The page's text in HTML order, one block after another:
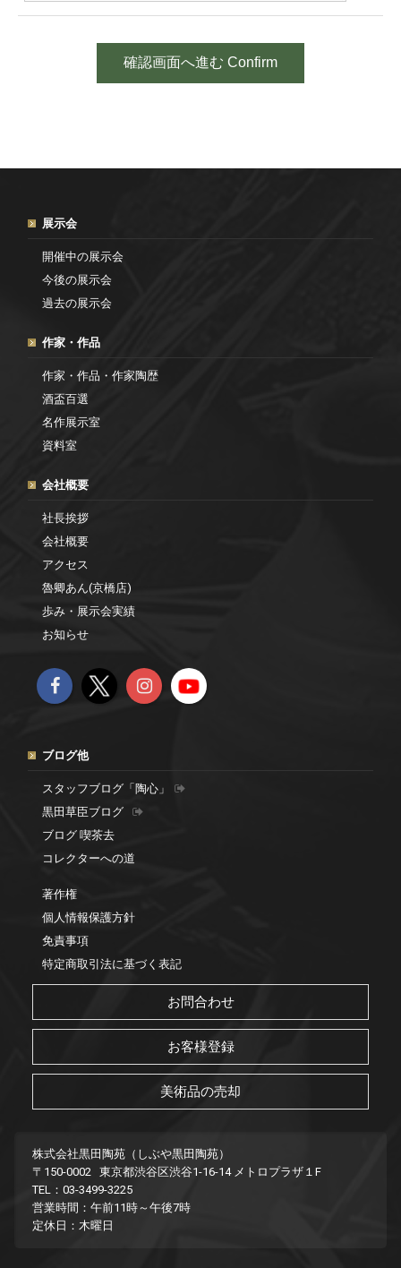
展示会
開催中の展示会
今後の展示会
過去の展示会
作家・作品
作家・作品・作家陶歴
酒盃百選
名作展示室
資料室
会社概要
社長挨拶
会社概要
アクセス
魯卿あん(京橋店)
歩み・展示会実績
お知らせ
ブログ他
スタッフブログ「陶心」
黒田草臣ブログ
ブログ 喫茶去
コレクターへの道
著作権
個人情報保護方針
免責事項
特定商取引法に基づく表記
お問合わせ
お客様登録
美術品の売却
株式会社黒田陶苑（しぶや黒田陶苑）
〒150-0002 東京都渋谷区渋谷1-16-14 メトロプラザ１F
TEL：03-3499-3225
営業時間：午前11時～午後7時
定休日：木曜日